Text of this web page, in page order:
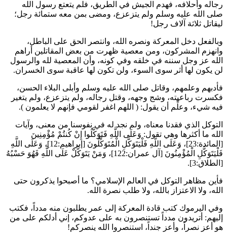
رجاله وأحلافه، فهدم الجيش في الطريق، فلم يتعتع رسول الله
صلى الله عليه وسلم ولم يتزعزع، ومضى بمن معه ستمائة رجل؛
ليقاتل ثلاثة آلاف رجل!
وبالفعل دخل المعركة ونصره الله، وانتصر الحق على الباطل،
وانهزم المشركون، ومن معصية ظهرت من بعض المقاتلين أراهم
الله عز وجل سننه في خلقه وفي كونه، وأن المعصية لله والرسول
لن يكون لها أثر سوى السوء، ولن تكون لها عاقبة سوى الخسران.
فأدبهم وعلمهم، وقاتل صلى الله عليه وسلم وأبلى البلاء الحسن،
فكسرت رباعيته، وشج وجهه، وقتل رجاله، ولم يتزعزع، ولم يتغير
فيه شيء، وعلِّم أن يقول: ( اللهم اغفر لقومي فإنهم لا يعلمون ).
التوكل الذي فقدنا معناه، ولم نجد له في نفوسنا من معنى، وآيات
الله ما أكثرها وهي تقول: وَعَلَى اللَّهِ فَتَوَكَّلُوا إِنْ كُنتُمْ مُؤْمِنِينَ
[المائدة:23]،
وَعَلَى اللَّهِ فَلْيَتَوَكَّلِ الْمُتَوَكِّلُونَ [إبراهيم:12]،
وَعَلَى اللَّهِ
فَلْيَتَوَكَّلِ الْمُؤْمِنُونَ [آل عمران:122]،
وَمَنْ يَتَوَكَّلْ عَلَى اللَّهِ فَهُوَ حَسْبُهُ
[الطلاق:3].
فأين مظاهر التوكل في العالم الإسلامي؟ ما أصبحوا يذكرون حتى
الله، ولا الاعتزاز بالله، ولا طلب نصرة الله.
وفي اليرموك كتب قادة المعركة إلى عمر يطلبون منه مدداً، فكتب
إليهم: أتريدون مدداً تستنصرون به على عدوكم، إني أدلكم على من
هو أعز نصراً، وأعز جنداً، استنصروا الله ينصركم!